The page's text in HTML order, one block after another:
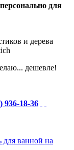
для
и дерева
дешевле!
936-18-36